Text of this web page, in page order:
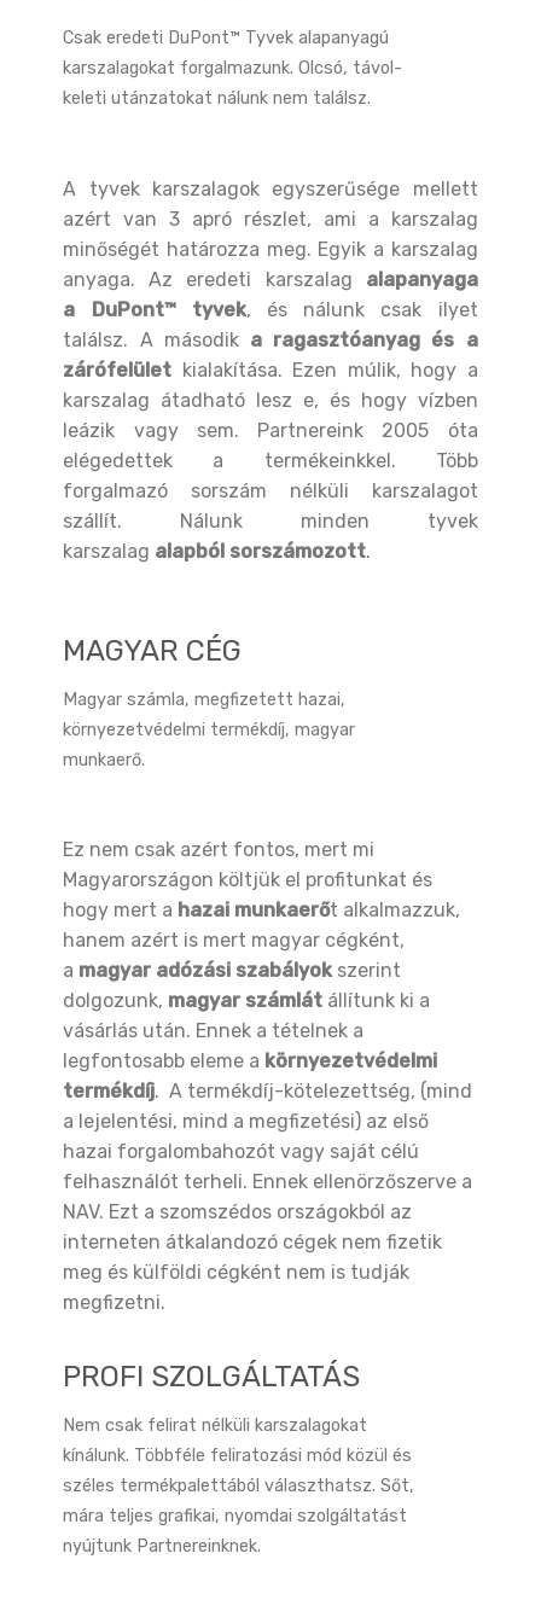
Csak eredeti DuPont™ Tyvek alapanyagú
karszalagokat forgalmazunk. Olcsó, távol-
keleti utánzatokat nálunk nem találsz.
A tyvek karszalagok egyszerűsége mellett
azért van 3 apró részlet, ami a karszalag
minőségét határozza meg. Egyik a karszalag
anyaga. Az eredeti karszalag alapanyaga
a DuPont™ tyvek, és nálunk csak ilyet
találsz. A második a ragasztóanyag és a
zárófelület kialakítása. Ezen múlik, hogy a
karszalag átadható lesz e, és hogy vízben
leázik vagy sem. Partnereink 2005 óta
elégedettek a termékeinkkel. Több
forgalmazó sorszám nélküli karszalagot
szállít. Nálunk minden tyvek
karszalag alapból sorszámozott.
MAGYAR CÉG
Magyar számla, megfizetett hazai,
környezetvédelmi termékdíj, magyar
munkaerő.
Ez nem csak azért fontos, mert mi
Magyarországon költjük el profitunkat és
hogy mert a hazai munkaerőt alkalmazzuk,
hanem azért is mert magyar cégként,
a magyar adózási szabályok szerint
dolgozunk, magyar számlát állítunk ki a
vásárlás után. Ennek a tételnek a
legfontosabb eleme a környezetvédelmi
termékdíj. A termékdíj-kötelezettség, (mind
a lejelentési, mind a megfizetési) az első
hazai forgalombahozót vagy saját célú
felhasználót terheli. Ennek ellenörzőszerve a
NAV. Ezt a szomszédos országokból az
interneten átkalandozó cégek nem fizetik
meg és külföldi cégként nem is tudják
megfizetni.
PROFI SZOLGÁLTATÁS
Nem csak felirat nélküli karszalagokat
kínálunk. Többféle feliratozási mód közül és
széles termékpalettából választhatsz. Sőt,
mára teljes grafikai, nyomdai szolgáltatást
nyújtunk Partnereinknek.